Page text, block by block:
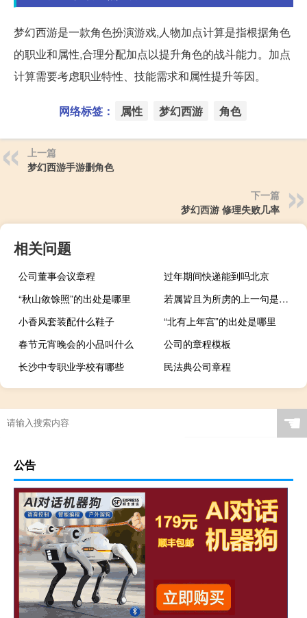
梦幻西游是一款角色扮演游戏,人物加点计算是指根据角色
的职业和属性,合理分配加点以提升角色的战斗能力。加点
计算需要考虑职业特性、技能需求和属性提升等因。
网络标签： 属性 梦幻西游 角色
上一篇
梦幻西游手游删角色
下一篇
梦幻西游 修理失败几率
相关问题
公司董事会议章程
过年期间快递能到吗北京
“秋山敛馀照”的出处是哪里
若属皆且为所虏的上一句是什么
小香风套装配什么鞋子
“北有上年宫”的出处是哪里
春节元宵晚会的小品叫什么
公司的章程模板
长沙中专职业学校有哪些
民法典公司章程
☚
公告